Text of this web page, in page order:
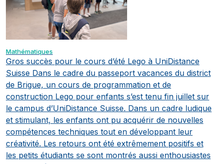
Mathématiques
Gros succès pour le cours d’été Lego à UniDistance
Suisse Dans le cadre du passeport vacances du district
de Brigue, un cours de programmation et de
construction Lego pour enfants s’est tenu fin juillet sur
le campus d’UniDistance Suisse. Dans un cadre ludique
et stimulant, les enfants ont pu acquérir de nouvelles
compétences techniques tout en développant leur
créativité. Les retours ont été extrêmement positifs et
les petits étudiants se sont montrés aussi enthousiastes